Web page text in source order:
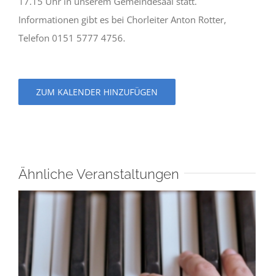
Informationen gibt es bei Chorleiter Anton Rotter,
Telefon 0151 5777 4756.
ZUM KALENDER HINZUFÜGEN
Ähnliche Veranstaltungen